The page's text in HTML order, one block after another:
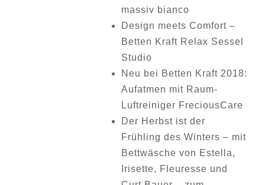
massiv bianco
Design meets Comfort –
Betten Kraft Relax Sessel
Studio
Neu bei Betten Kraft 2018:
Aufatmen mit Raum-
Luftreiniger FreciousCare
Der Herbst ist der
Frühling des Winters – mit
Bettwäsche von Estella,
Irisette, Fleuresse und